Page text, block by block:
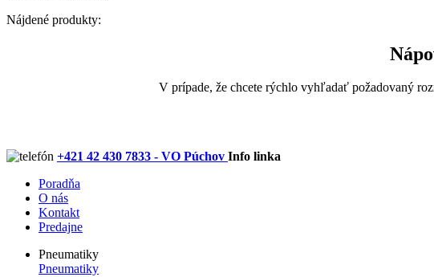
Nájdené produkty:
V prípade, že chcete rýchlo vyhľadať požadovaný
+421 42 430 7833 - VO Púchov Info linka
Poradňa
O nás
Kontakt
Predajne
Pneumatiky
Pneumatiky